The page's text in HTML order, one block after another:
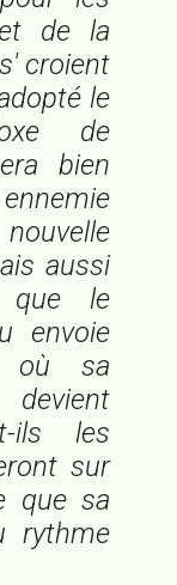
de la
croient
le
de
bien
aussi
que le
envoie
où sa
ils les
sur
que sa
rythme